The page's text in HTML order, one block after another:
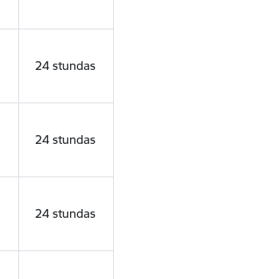
24 stundas
24 stundas
24 stundas